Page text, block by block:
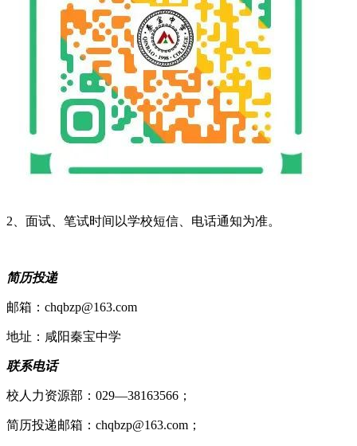
2、面试、笔试时间以学校短信、电话通知为准。
简历投递
邮箱：chqbzp@163.com
地址：咸阳秦宝中学
联系电话
校人力资源部：029—38163566；
简历投递邮箱：chqbzp@163.com；